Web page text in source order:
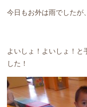
今日もお外は雨でしたが
よいしょ！よいしょ！と
した！